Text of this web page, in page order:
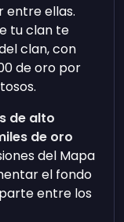
entre ellas.
tu clan te
clan, con
de oro por
de alto
de oro
del Mapa
el fondo
entre los